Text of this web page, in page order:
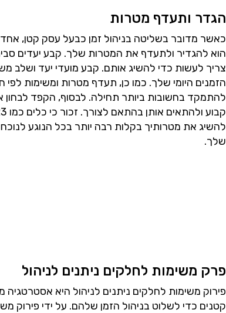
הגדר ותעדף מטרות
כאשר מדובר בשליטה בניהול זמן כבעל עסק קטן,
הוא להגדיר ולתעדף את המטרות שלך. קבע יעדים
צריך לעשות כדי להשיג אותם. קבע מועדי יעד ושלב
הזמנים היומי שלך. כמו כן, תעדף מטרות ומשימות
להתמקד בחשובות ביותר תחילה. לבסוף, הקפד
להשיג את מטרותיך בקלות רבה יותר בכל הנוגע
שלך.
פרק משימות לחלקים ניתנים לניהול
פירוק משימות לחלקים ניתנים לניהול היא אסטרטגיה
קטנים כדי לשלוט בניהול הזמן שלהם. על ידי פירוק